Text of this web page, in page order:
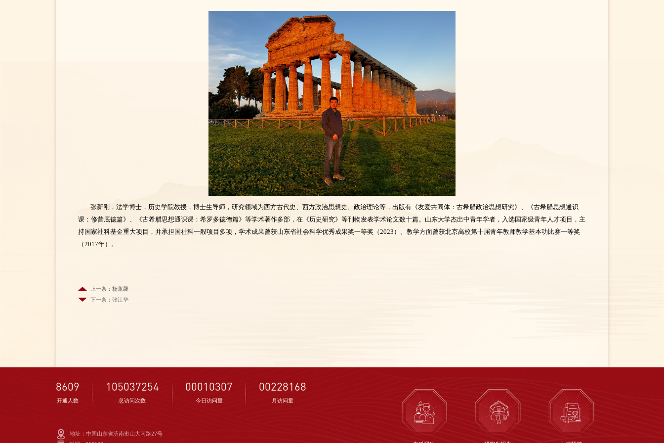
张新刚，法学博士，历史学院教授，博士生导师，研究领域为西方古代史、西方政治思想史、政治理论等，出版有《友爱共同体：古希腊政治思想研究》、《古希腊思想通识
课：修昔底德篇》、《古希腊思想通识课：希罗多德德篇》等学术著作多部，在《历史研究》等刊物发表学术论文数十篇。山东大学杰出中青年学者，入选国家级青年人才项目，主
持国家社科基金重大项目，并承担国社科一般项目多项，学术成果曾获山东省社会科学优秀成果奖一等奖（2023）。教学方面曾获北京高校第十届青年教师教学基本功比赛一等奖
（2017年）。
上一条：杨蕙馨
下一条：张江华
8609
开通人数
105037254
总访问次数
00010307
今日访问量
00228168
月访问量
地址：中国山东省济南市山大南路27号